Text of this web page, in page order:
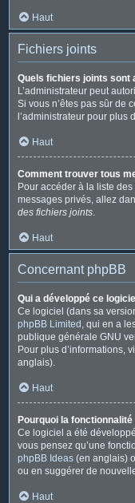
Haut
Fichiers joints
Quels fichiers joints sont
L’administrateur peut
Si vous n’êtes pas sûr de
l’administrateur pour plus
Haut
Comment trouver tous
Pour accéder à la liste
messages privés, allez
des fichiers joints.
Haut
Concernant phpBB
Qui a développé ce
Ce logiciel (dans sa
phpBB Limited , qui en a
publique générale GNU
Pour plus d’informations,
anglais).
Haut
Pourquoi la
Ce logiciel a été
vous pensez qu’une
phpBB Ideas (en anglais)
ou en suggérer de
Haut